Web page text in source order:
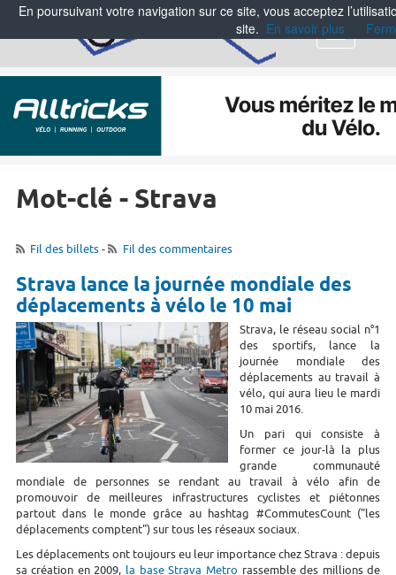
Menu
Mot-clé - Strava
Fil des billets- Fil des commentaires
Strava lance la journée mondiale des
déplacements à vélo le 10 mai
Strava, le réseau social n°1
des sportifs, lance la
journée mondiale des
déplacements au travail à
vélo, qui aura lieu le mardi
10 mai 2016.
Un pari qui consiste à
former ce jour-là la plus
grande communauté
mondiale de personnes se rendant au travail à vélo afin de
promouvoir de meilleures infrastructures cyclistes et piétonnes
partout dans le monde grâce au hashtag #CommutesCount ("les
déplacements comptent") sur tous les réseaux sociaux.
Les déplacements ont toujours eu leur importance chez Strava : depuis
sa création en 2009, la base Strava Metro rassemble des millions de
En poursuivant votre navigation sur ce site, vous acceptez
site. En savoir plus